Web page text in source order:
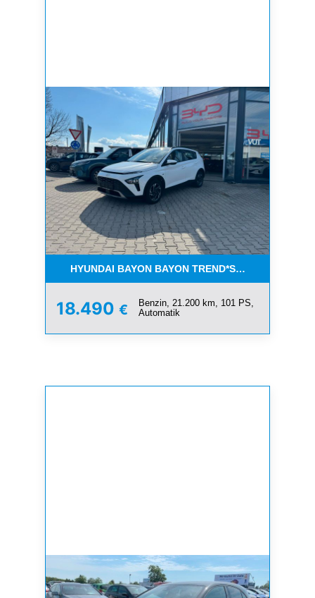
HYUNDAI BAYON BAYON TREND*SERVICE NEU*1
18.490 €
Benzin, 21.200 km, 101 PS,
Automatik